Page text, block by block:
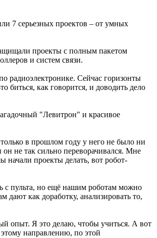
7 серьезных проектов – от умных
проекты с полным пакетом
и систем связи.
радиоэлектронике. Сейчас горизонты
биться, как говорится, и доводить дело
"Левитрон" и красивое
в прошлом году у него не было ни
не так сильно переворачивался. Мне
начали проекты делать, вот робот-
пульта, но ещё нашим роботам можно
дают как доработку, анализировать то,
опыт. Я это делаю, чтобы учиться. А вот
направлению, по этой